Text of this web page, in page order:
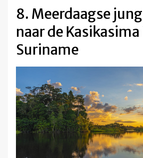
8. Meerdaagse
naar de Kasikasima
Suriname